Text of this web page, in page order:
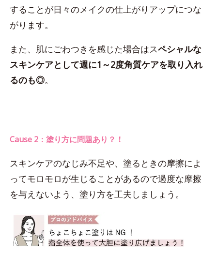
することが日々のメイクの仕上がりアップにつな
がります。
また、肌にごわつきを感じた場合はスペシャルな
スキンケアとして週に1～2度角質ケアを取り入れ
るのも◎。
Cause 2：塗り方に問題あり？！
スキンケアのなじみ不足や、塗るときの摩擦によ
ってモロモロが生じることがあるので過度な摩擦
を与えないよう、塗り方を工夫しましょう。